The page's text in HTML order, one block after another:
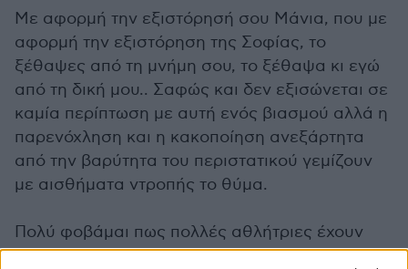
Με αφορμή την εξιστόρησή σου Μάνια, που με
αφορμή την εξιστόρηση της Σοφίας, το
ξέθαψες από τη μνήμη σου, το ξέθαψα κι εγώ
από τη δική μου.. Σαφώς και δεν εξισώνεται σε
καμία περίπτωση με αυτή ενός βιασμού αλλά η
παρενόχληση και η κακοποίηση ανεξάρτητα
από την βαρύτητα του περιστατικού γεμίζουν
με αισθήματα ντροπής το θύμα.
Πολύ φοβάμαι πως πολλές αθλήτριες έχουν
ανάλογες ή πολύ πιο σοβαρές ιστορίες να